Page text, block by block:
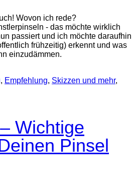
Wovon ich rede?
- das möchte wirklich
passiert und ich möchte daraufhin
frühzeitig) erkennt und was
einzudämmen.
, Empfehlung, Skizzen und mehr,
Wichtige
Pinsel